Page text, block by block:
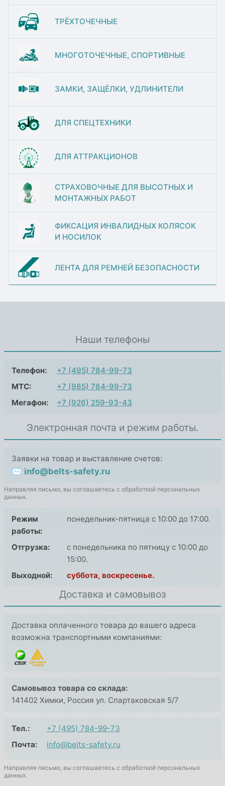
ТРЁХТОЧЕЧНЫЕ
МНОГОТОЧЕЧНЫЕ, СПОРТИВНЫЕ
ЗАМКИ, ЗАЩЁЛКИ, УДЛИНИТЕЛИ
ДЛЯ СПЕЦТЕХНИКИ
ДЛЯ АТТРАКЦИОНОВ
СТРАХОВОЧНЫЕ ДЛЯ ВЫСОТНЫХ И
МОНТАЖНЫХ РАБОТ
ФИКСАЦИЯ ИНВАЛИДНЫХ КОЛЯСОК
И НОСИЛОК
ЛЕНТА ДЛЯ РЕМНЕЙ БЕЗОПАСНОСТИ
Наши телефоны
Телефон:
+7 (495) 784-99-73
МТС:
+7 (985) 784-99-73
Мегафон:
+7 (926) 259-93-43
Электронная почта и режим работы.
Заявки на товар и выставление счетов:
✉ info@belts-safety.ru
Направляя письмо, вы соглашаетесь с обработкой персональных
данных.
Режим
работы:
понедельник-пятница с 10:00 до 17:00.
Отгрузка:
с понедельника по пятницу с 10:00 до
15:00.
Выходной:
суббота, воскресенье.
Доставка и самовывоз
Доставка оплаченного товара до вашего адреса
возможна транспортными компаниями:
Самовывоз товара со склада:
141402 Химки, Россия ул. Спартаковская 5/7
Тел.:
+7 (495) 784-99-73
Почта:
info@belts-safety.ru
Направляя письмо, вы соглашаетесь с обработкой персональных
данных.